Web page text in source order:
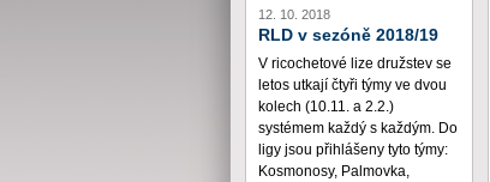
12. 10. 2018
RLD v sezóně 2018/19
V ricochetové lize družstev se
letos utkají čtyři týmy ve dvou
kolech (10.11. a 2.2.)
systémem každý s každým. Do
ligy jsou přihlášeny tyto týmy:
Kosmonosy, Palmovka,